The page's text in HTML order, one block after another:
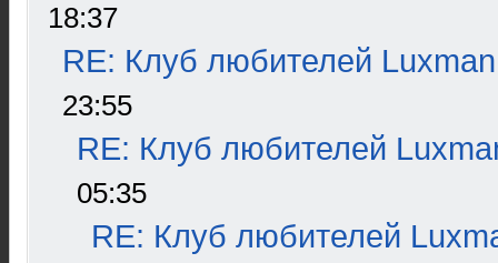
18:37
RE: Клуб любителей Luxman
23:55
RE: Клуб любителей
05:35
RE: Клуб любителей